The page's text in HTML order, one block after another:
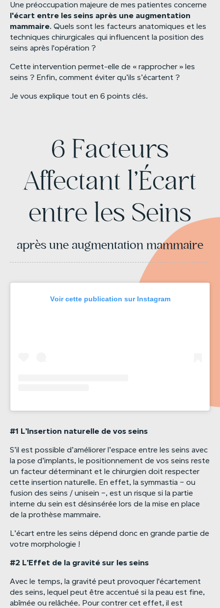
Une préoccupation majeure de mes patientes concerne
l'écart entre les seins après une augmentation
mammaire. Quels sont les facteurs anatomiques et les
techniques chirurgicales qui influencent la position des
seins après l'opération ?
Cette intervention permet-elle de « rapprocher » les
seins ? Enfin, comment éviter qu’ils s’écartent ?
Je vous explique tout en 6 points clés.
6 Facteurs
Affectant l'Écart
entre les Seins
après une augmentation mammaire
Voir cette publication sur Instagram
#1 L’Insertion naturelle de vos seins
S’il est possible d’améliorer l’espace entre les seins avec
la pose d’implants, le positionnement de vos seins reste
un facteur déterminant et le chirurgien doit respecter
cette insertion naturelle. En effet, la symmastia – ou
fusion des seins / unisein –, est un risque si la partie
interne du sein est désinsérée lors de la mise en place
de la prothèse mammaire.
L’écart entre les seins dépend donc en grande partie de
votre morphologie !
#2 L’Effet de la gravité sur les seins
Avec le temps, la gravité peut provoquer l'écartement
des seins, lequel peut être accentué si la peau est fine,
abîmée ou relâchée. Pour contrer cet effet, il est